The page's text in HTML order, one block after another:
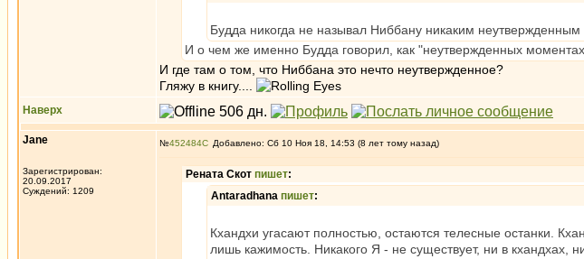
Будда никогда не называл Ниббану никаким
И о чем же именно Будда говорил, как "неутвержденных
И где там о том, что Ниббана это нечто неутвержденное?
Гляжу в книгу....
Наверх
Jane
Зарегистрирован:
20.09.2017
Суждений: 1209
№452484 Добавлено: Сб 10 Ноя 18, 14:53 (8 лет тому назад)
Рената Скот пишет:
Antaradhana пишет:
Кхандхи угасают полностью, остаются телесные останки.
лишь кажимость. Никакого Я - не существует, ни в